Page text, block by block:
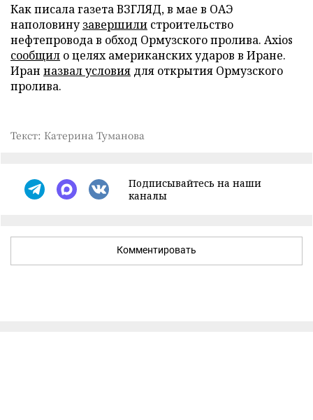
Как писала газета ВЗГЛЯД, в мае в ОАЭ
наполовинузавершили строительство
нефтепровода в обход Ормузского пролива. Axios
сообщил о целях американских ударов в Иране.
Иран назвал условия для открытия Ормузского
пролива.
Текст: Катерина Туманова
Подписывайтесь на наши
каналы
Комментировать